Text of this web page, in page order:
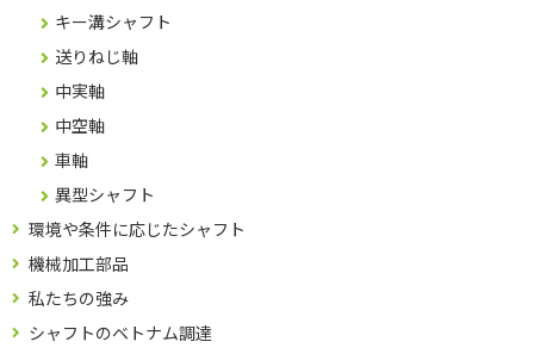
キー溝シャフト
送りねじ軸
中実軸
中空軸
車軸
異型シャフト
環境や条件に応じたシャフト
機械加工部品
私たちの強み
シャフトのベトナム調達